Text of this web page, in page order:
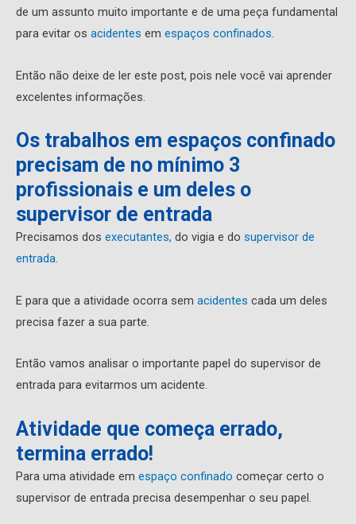
de um assunto muito importante e de uma peça fundamental
para evitar os acidentes em espaços confinados.
Então não deixe de ler este post, pois nele você vai aprender
excelentes informações.
Os trabalhos em espaços confinado
precisam de no mínimo 3
profissionais e um deles o
supervisor de entrada
Precisamos dos executantes, do vigia e do supervisor de
entrada.
E para que a atividade ocorra sem acidentes cada um deles
precisa fazer a sua parte.
Então vamos analisar o importante papel do supervisor de
entrada para evitarmos um acidente.
Atividade que começa errado,
termina errado!
Para uma atividade em espaço confinado começar certo o
supervisor de entrada precisa desempenhar o seu papel.